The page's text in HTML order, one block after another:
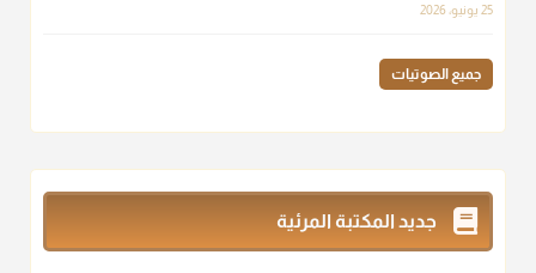
كلها سود" ابن تيمية.
أ.د. صالح الشمراني
المعتدلين غير مقبوضتين ولا مبسوطتين أربع مرات من الرز أو البر
أو التمر أو اللحم
25 يونيو، 2026
جميع الصوتيات
جديد المكتبة المرئية